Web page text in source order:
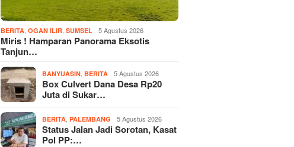
BERITA ,OGAN ILIR ,SUMSEL 5 Agustus 2026
Miris ! Hamparan Panorama Eksotis
Tanjun…
BANYUASIN ,BERITA 5 Agustus 2026
Box Culvert Dana Desa Rp20
Juta di Sukar…
BERITA ,PALEMBANG 5 Agustus 2026
Status Jalan Jadi Sorotan, Kasat
Pol PP:…